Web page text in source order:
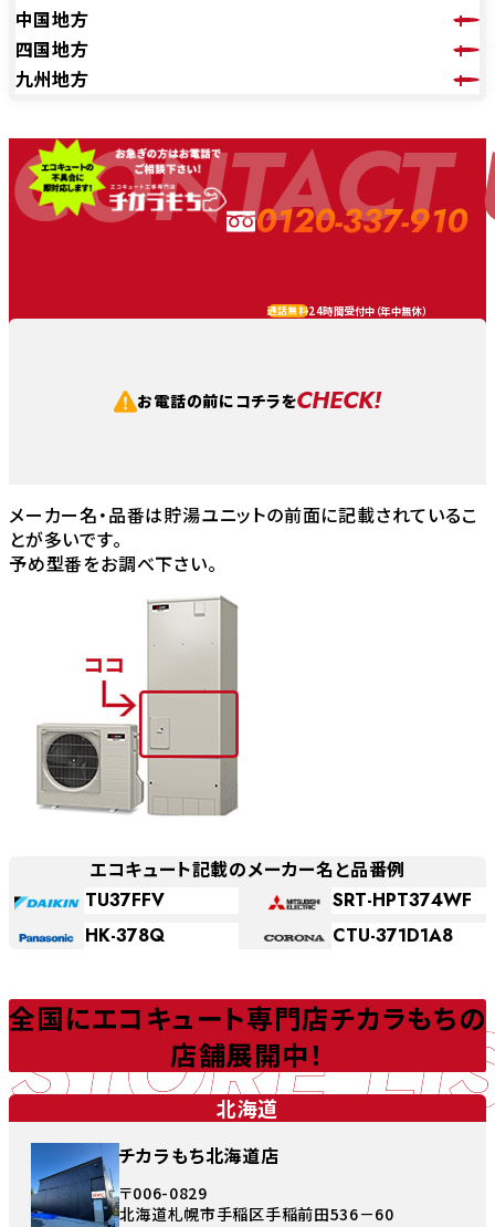
中国地方
四国地方
九州地方
CONTACT
0120-337-910
通話無料24時間受付中（年中無休）
お電話の前にコチラをCHECK!
メーカー名・品番は貯湯ユニットの前面に記載されているこ
とが多いです。
予め型番をお調べ下さい。
エコキュート記載のメーカー名と品番例
TU37FFV
SRT-HPT374WF
HK-378Q
CTU-371D1A8
STORE
全国にエコキュート専門店チカラもちの
店舗展開中！
北海道
チカラもち北海道店
〒006-0829
北海道札幌市手稲区手稲前田536－60